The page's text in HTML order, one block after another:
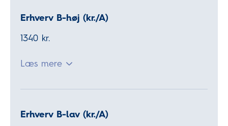
Erhverv B-høj (kr./A)
1340 kr.
Læs mere
Erhverv B-lav (kr./A)